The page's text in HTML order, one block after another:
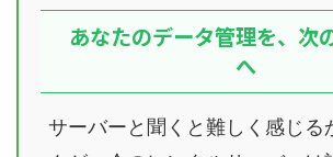
あなたのデータ管理を、次
へ
サーバーと聞くと難しく感じる